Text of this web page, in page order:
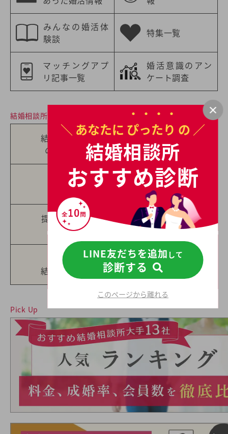
みんなの婚活体
験談
特集一覧
マッチングアプ
リ記事一覧
婚活意識のアン
ケート調査
結婚相談所について
結婚相談所
の選び方
各社の
料金体系
各社の
成婚率
成婚料とは
提示すべき
条件
無料の
結婚相談所
格安な
結婚相談所
Pick Up
＼ あなたに ぴったり の ／
結婚相談所
おすすめ診断
LINE友だちを追加 して
診断する
このページから離れる